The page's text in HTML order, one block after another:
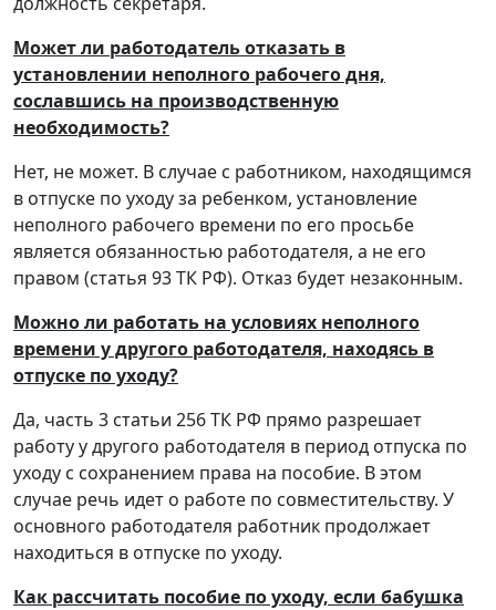
Может ли работодатель отказать в
установлении неполного рабочего дня,
сославшись на производственную
необходимость?
Нет, не может. В случае с работником, находящимся
в отпуске по уходу за ребенком, установление
неполного рабочего времени по его просьбе
является обязанностью работодателя, а не его
правом (статья 93 ТК РФ). Отказ будет незаконным.
Можно ли работать на условиях неполного
времени у другого работодателя, находясь в
отпуске по уходу?
Да, часть 3 статьи 256 ТК РФ прямо разрешает
работу у другого работодателя в период отпуска по
уходу с сохранением права на пособие. В этом
случае речь идет о работе по совместительству. У
основного работодателя работник продолжает
находиться в отпуске по уходу.
Как рассчитать пособие по уходу, если бабушка